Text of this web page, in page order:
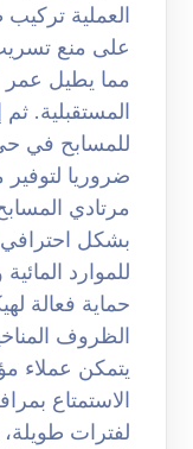
العملية
على منع
مما يطيل عمر
المستقبلية.
للمسابح في
ضروريا
مرتادي
بشكل احترافي
للموارد
حماية فعالة
الظروف
يتمكن عملاء
الاستمتاع
لفترات